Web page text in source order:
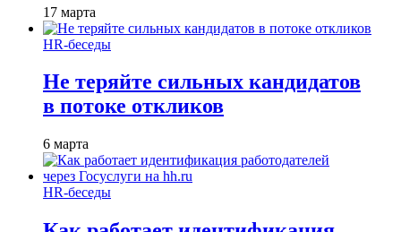
17 марта
HR-беседы
Не теряйте сильных кандидатов
в потоке откликов
6 марта
HR-беседы